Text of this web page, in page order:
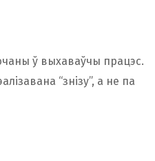
ў выхаваўчы працэс.
“знізу”, а не па